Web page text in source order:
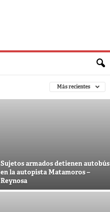
Más recientes
Sujetos armados detienen autobús
en la autopista Matamoros –
Reynosa